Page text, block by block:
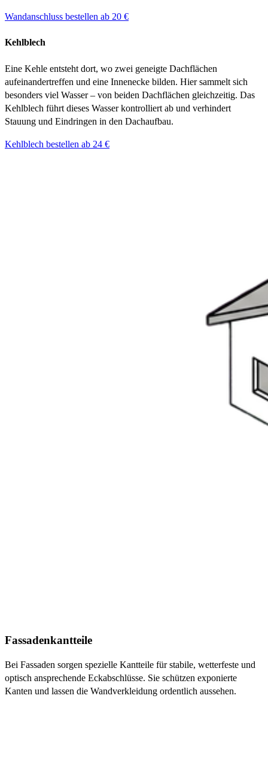
Wandanschluss bestellen ab 20 €
Kehlblech
Eine Kehle entsteht dort, wo zwei geneigte Dachflächen
aufeinandertreffen und eine Innenecke bilden. Hier sammelt sich
besonders viel Wasser – von beiden Dachflächen gleichzeitig. Das
Kehlblech führt dieses Wasser kontrolliert ab und verhindert
Stauung und Eindringen in den Dachaufbau.
Kehlblech bestellen ab 24 €
Fassadenkantteile
Bei Fassaden sorgen spezielle Kantteile für stabile, wetterfeste und
optisch ansprechende Eckabschlüsse. Sie schützen exponierte
Kanten und lassen die Wandverkleidung ordentlich aussehen.